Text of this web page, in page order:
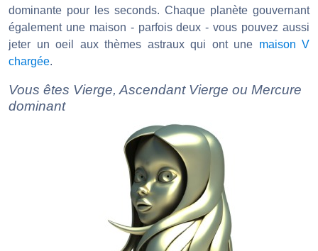
dominante pour les seconds. Chaque planète gouvernant
également une maison - parfois deux - vous pouvez aussi
jeter un oeil aux thèmes astraux qui ont une maison V
chargée.
Vous êtes Vierge, Ascendant Vierge ou Mercure
dominant